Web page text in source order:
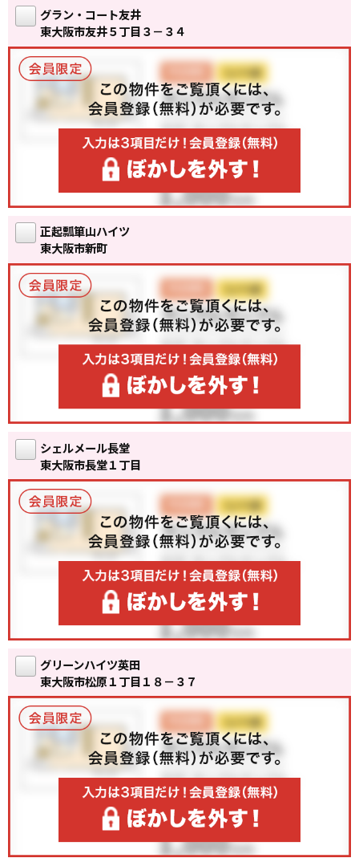
グラン・コート友井
東大阪市友井５丁目３－３４
正起瓢箪山ハイツ
東大阪市新町
シェルメール長堂
東大阪市長堂１丁目
グリーンハイツ英田
東大阪市松原１丁目１８－３７